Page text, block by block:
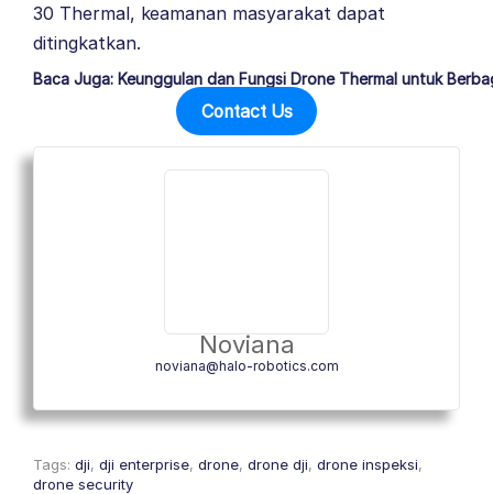
30 Thermal, keamanan masyarakat dapat
ditingkatkan.
Baca Juga: Keunggulan dan Fungsi Drone Thermal untuk
Contact Us
Noviana
noviana@halo-robotics.com
Tags: dji, dji enterprise, drone, drone dji, drone inspeksi,
drone security